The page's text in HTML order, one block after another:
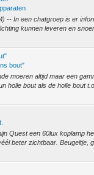
-- In een chatgroep is er
kunnen leveren en
bout"
moeren altijd maar een
holle bout als de holle bout
Quest een 60lux koplamp
beter zichtbaar. Beugeltje,